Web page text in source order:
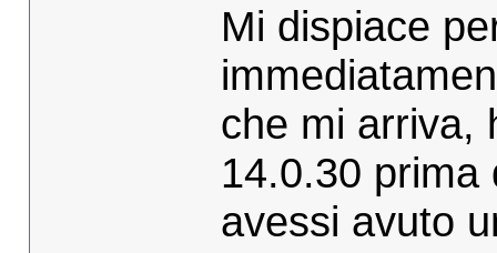
Mi dispiace
che mi arriva,
14.0.30 prima
avessi avuto